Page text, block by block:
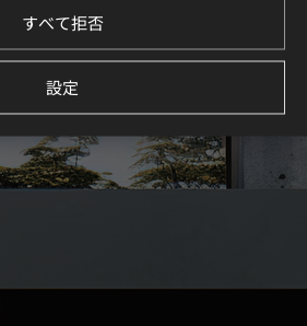
すべて拒否
設定